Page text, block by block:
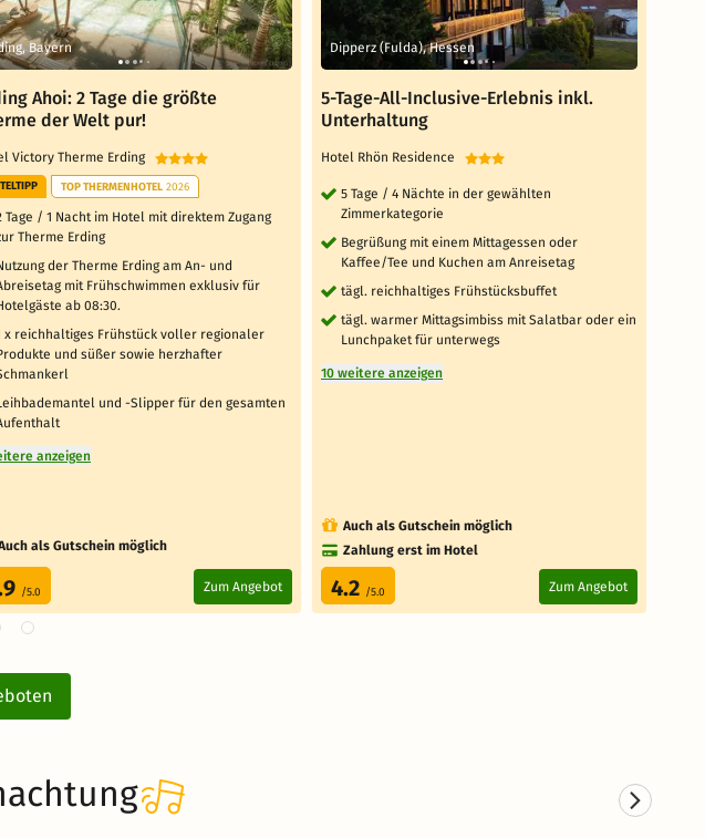
Bayern
Ahoi: 2 Tage die größte
der Welt pur!
Victory Therme Erding
TOP THERMENHOTEL 2026
Tage / 1 Nacht im Hotel mit direktem Zugang
Therme Erding
der Therme Erding am An- und
mit Frühschwimmen exklusiv für
ab 08:30.
x reichhaltiges Frühstück voller regionaler
und süßer sowie herzhafter
und -Slipper für den gesamten
anzeigen
als Gutschein möglich
/5.0 Zum Angebot
Dipperz (Fulda), Hessen
5-Tage-All-Inclusive-Erlebnis inkl.
Unterhaltung
Hotel Rhön Residence
5 Tage / 4 Nächte in der gewählten
Zimmerkategorie
Begrüßung mit einem Mittagessen oder
Kaffee/Tee und Kuchen am Anreisetag
tägl. reichhaltiges Frühstücksbuffet
tägl. warmer Mittagsimbiss mit Salatbar oder ein
Lunchpaket für unterwegs
10 weitere anzeigen
Auch als Gutschein möglich
Zahlung erst im Hotel
4.2 /5.0 Zum Angebot